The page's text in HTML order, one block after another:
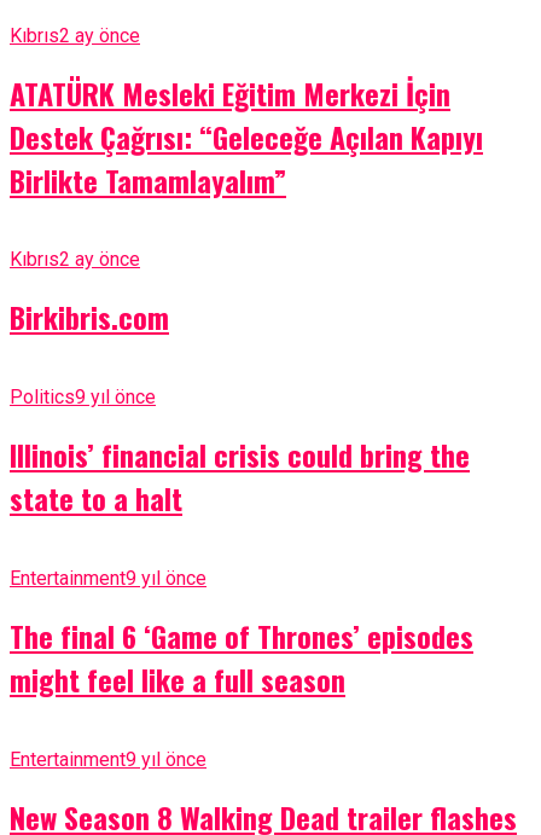
Kıbrıs2 ay önce
ATATÜRK Mesleki Eğitim Merkezi İçin
Destek Çağrısı: “Geleceğe Açılan Kapıyı
Birlikte Tamamlayalım”
Kıbrıs2 ay önce
Birkibris.com
Politics9 yıl önce
Illinois’ financial crisis could bring the
state to a halt
Entertainment9 yıl önce
The final 6 ‘Game of Thrones’ episodes
might feel like a full season
Entertainment9 yıl önce
New Season 8 Walking Dead trailer flashes